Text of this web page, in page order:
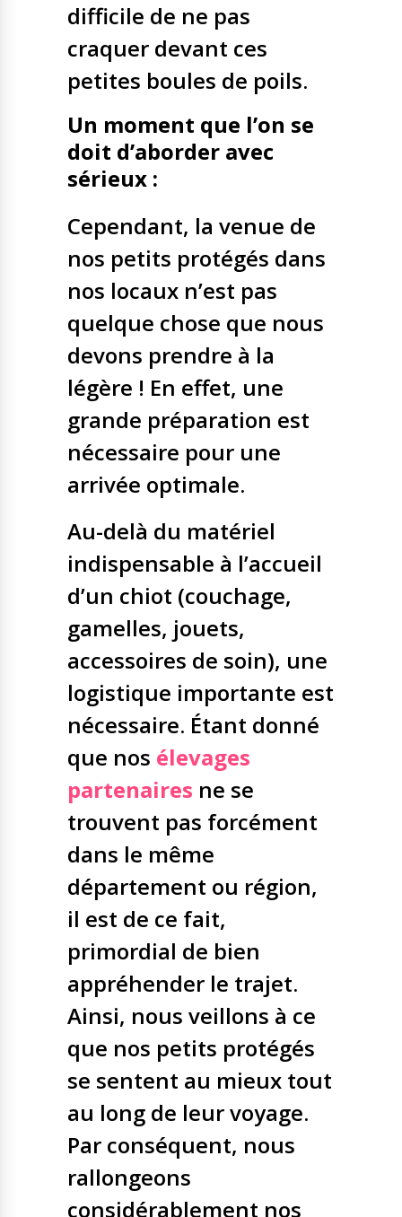
difficile de ne pas
craquer devant ces
petites boules de poils.
Un moment que l’on se
doit d’aborder avec
sérieux :
Cependant, la venue de
nos petits protégés dans
nos locaux n’est pas
quelque chose que nous
devons prendre à la
légère ! En effet, une
grande préparation est
nécessaire pour une
arrivée optimale.
Au-delà du matériel
indispensable à l’accueil
d’un chiot (couchage,
gamelles, jouets,
accessoires de soin), une
logistique importante est
nécessaire. Étant donné
que nos élevages
partenaires ne se
trouvent pas forcément
dans le même
département ou région,
il est de ce fait,
primordial de bien
appréhender le trajet.
Ainsi, nous veillons à ce
que nos petits protégés
se sentent au mieux tout
au long de leur voyage.
Par conséquent, nous
rallongeons
considérablement nos